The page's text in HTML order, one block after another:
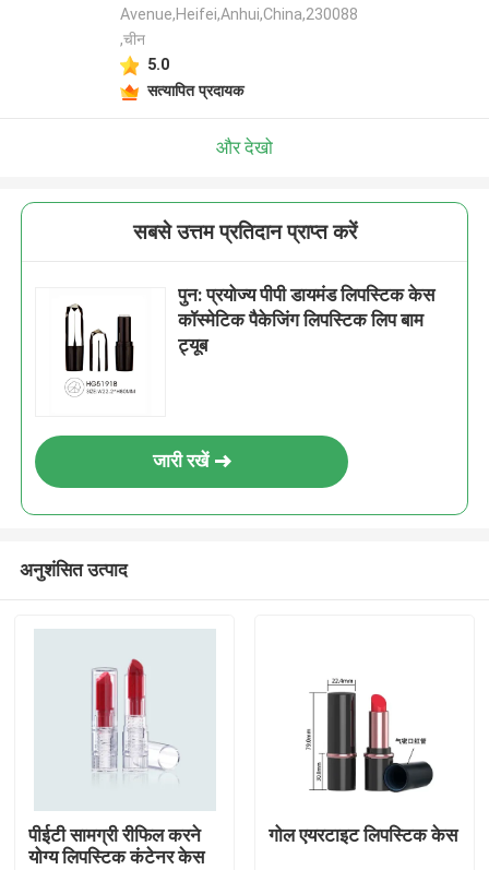
Avenue,Heifei,Anhui,China,230088
,चीन
5.0
सत्यापित प्रदायक
और देखो
सबसे उत्तम प्रतिदान प्राप्त करें
पुन: प्रयोज्य पीपी डायमंड लिपस्टिक केस
कॉस्मेटिक पैकेजिंग लिपस्टिक लिप बाम
ट्यूब
जारी रखें
अनुशंसित उत्पाद
पीईटी सामग्री रीफिल करने
योग्य लिपस्टिक कंटेनर केस
गोल एयरटाइट लिपस्टिक केस